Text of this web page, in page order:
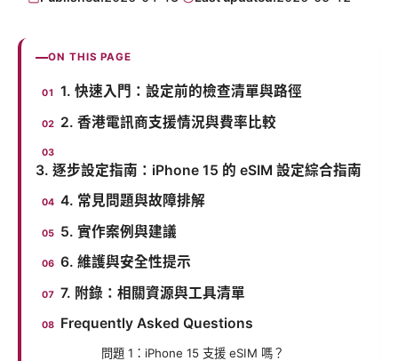
ON THIS PAGE
1. 快速入門：設定前的檢查清單與路徑
2. 香港電訊商支援情況與費率比較
3. 逐步設定指南：iPhone 15 的 eSIM 設定綜合指南
4. 常見問題與故障排解
5. 實作案例與建議
6. 維護與安全性提示
7. 附錄：相關資源與工具清單
Frequently Asked Questions
問題 1：iPhone 15 支援 eSIM 嗎？